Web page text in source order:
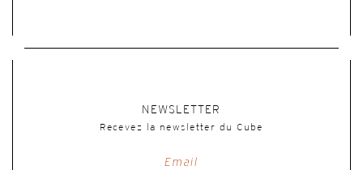
NEWSLETTER
Recevez la newsletter du Cube